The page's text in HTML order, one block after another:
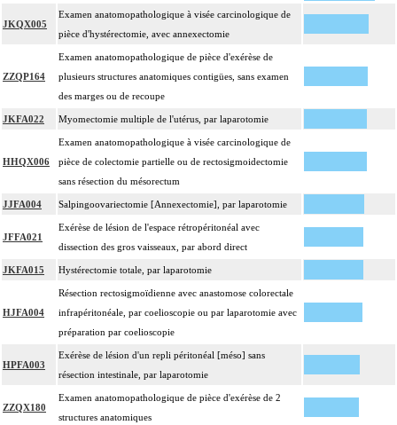
JKQX005
Examen anatomopathologique à visée carcinologique de
pièce d'hystérectomie, avec annexectomie
ZZQP164
Examen anatomopathologique de pièce d'exérèse de
plusieurs structures anatomiques contigües, sans examen
des marges ou de recoupe
JKFA022 Myomectomie multiple de l'utérus, par laparotomie
HHQX006
Examen anatomopathologique à visée carcinologique de
pièce de colectomie partielle ou de rectosigmoidectomie
sans résection du mésorectum
JJFA004 Salpingoovariectomie [Annexectomie], par laparotomie
JFFA021
Exérèse de lésion de l'espace rétropéritonéal avec
dissection des gros vaisseaux, par abord direct
JKFA015 Hystérectomie totale, par laparotomie
HJFA004
Résection rectosigmoïdienne avec anastomose colorectale
infrapéritonéale, par coelioscopie ou par laparotomie avec
préparation par coelioscopie
HPFA003
Exérèse de lésion d'un repli péritonéal [méso] sans
résection intestinale, par laparotomie
ZZQX180
Examen anatomopathologique de pièce d'exérèse de 2
structures anatomiques